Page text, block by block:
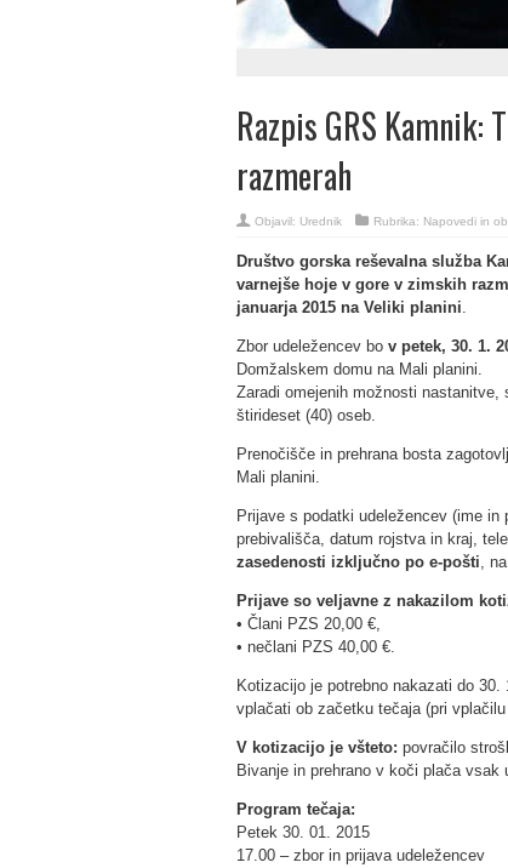
Razpis GRS Kamnik:
razmerah
Objavil: Urednik Rubrika: Napovedi in
Društvo gorska reševalna služba
varnejše hoje v gore v zimskih
januarja 2015 na Veliki planini.
Zbor udeležencev bo v petek, 30. 1.
Domžalskem domu na Mali planini.
Zaradi omejenih možnosti nastanitve,
štirideset (40) oseb.
Prenočišče in prehrana bosta
Mali planini.
Prijave s podatki udeležencev (ime in
prebivališča, datum rojstva in kraj,
zasedenosti izključno po e-pošti,
Prijave so veljavne z nakazilom
• Člani PZS 20,00 €,
• nečlani PZS 40,00 €.
Kotizacijo je potrebno nakazati do
vplačati ob začetku tečaja (pri
V kotizacijo je všteto: povračilo
Bivanje in prehrano v koči plača vsak
Program tečaja:
Petek 30. 01. 2015
17.00 – zbor in prijava udeležencev